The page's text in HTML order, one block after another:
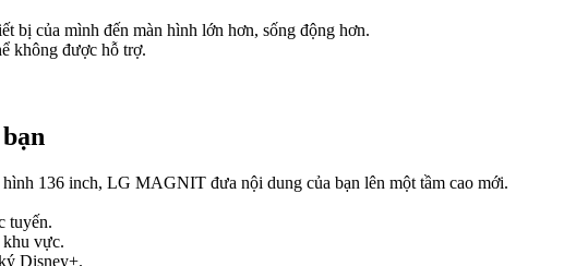
bị của mình đến màn hình lớn hơn, sống động hơn.
không được hỗ trợ.
136 inch, LG MAGNIT đưa nội dung của bạn lên một tầm cao mới.
tuyến.
khu vực.
Disney+.